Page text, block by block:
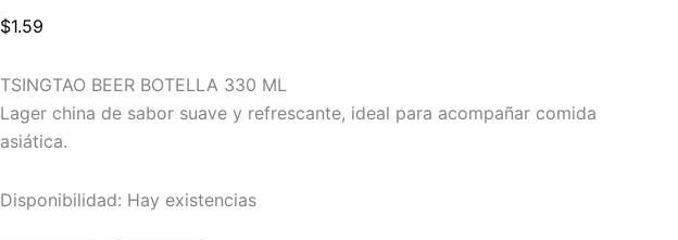
$1.59
TSINGTAO BEER BOTELLA 330 ML
Lager china de sabor suave y refrescante, ideal para acompañar comida
asiática.
Disponibilidad: Hay existencias